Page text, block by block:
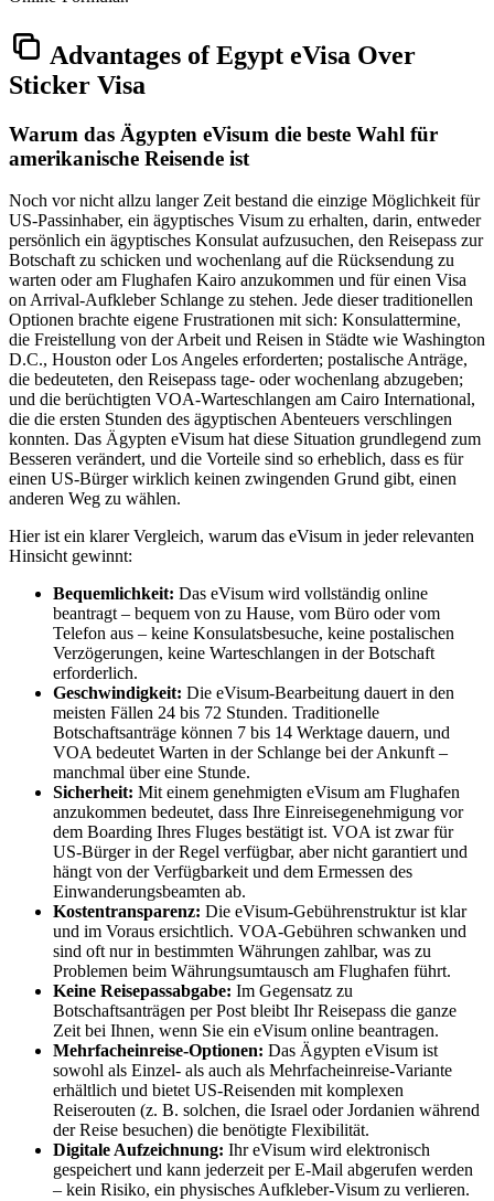
Advantages of Egypt eVisa Over
Sticker Visa
Warum das Ägypten eVisum die beste Wahl für
amerikanische Reisende ist
Noch vor nicht allzu langer Zeit bestand die einzige Möglichkeit für
US-Passinhaber, ein ägyptisches Visum zu erhalten, darin, entweder
persönlich ein ägyptisches Konsulat aufzusuchen, den Reisepass zur
Botschaft zu schicken und wochenlang auf die Rücksendung zu
warten oder am Flughafen Kairo anzukommen und für einen Visa
on Arrival-Aufkleber Schlange zu stehen. Jede dieser traditionellen
Optionen brachte eigene Frustrationen mit sich: Konsulattermine,
die Freistellung von der Arbeit und Reisen in Städte wie Washington
D.C., Houston oder Los Angeles erforderten; postalische Anträge,
die bedeuteten, den Reisepass tage- oder wochenlang abzugeben;
und die berüchtigten VOA-Warteschlangen am Cairo International,
die die ersten Stunden des ägyptischen Abenteuers verschlingen
konnten. Das Ägypten eVisum hat diese Situation grundlegend zum
Besseren verändert, und die Vorteile sind so erheblich, dass es für
einen US-Bürger wirklich keinen zwingenden Grund gibt, einen
anderen Weg zu wählen.
Hier ist ein klarer Vergleich, warum das eVisum in jeder relevanten
Hinsicht gewinnt:
Bequemlichkeit: Das eVisum wird vollständig online
beantragt – bequem von zu Hause, vom Büro oder vom
Telefon aus – keine Konsulatsbesuche, keine postalischen
Verzögerungen, keine Warteschlangen in der Botschaft
erforderlich.
Geschwindigkeit: Die eVisum-Bearbeitung dauert in den
meisten Fällen 24 bis 72 Stunden. Traditionelle
Botschaftsanträge können 7 bis 14 Werktage dauern, und
VOA bedeutet Warten in der Schlange bei der Ankunft –
manchmal über eine Stunde.
Sicherheit: Mit einem genehmigten eVisum am Flughafen
anzukommen bedeutet, dass Ihre Einreisegenehmigung vor
dem Boarding Ihres Fluges bestätigt ist. VOA ist zwar für
US-Bürger in der Regel verfügbar, aber nicht garantiert und
hängt von der Verfügbarkeit und dem Ermessen des
Einwanderungsbeamten ab.
Kostentransparenz: Die eVisum-Gebührenstruktur ist klar
und im Voraus ersichtlich. VOA-Gebühren schwanken und
sind oft nur in bestimmten Währungen zahlbar, was zu
Problemen beim Währungsumtausch am Flughafen führt.
Keine Reisepassabgabe: Im Gegensatz zu
Botschaftsanträgen per Post bleibt Ihr Reisepass die ganze
Zeit bei Ihnen, wenn Sie ein eVisum online beantragen.
Mehrfacheinreise-Optionen: Das Ägypten eVisum ist
sowohl als Einzel- als auch als Mehrfacheinreise-Variante
erhältlich und bietet US-Reisenden mit komplexen
Reiserouten (z. B. solchen, die Israel oder Jordanien während
der Reise besuchen) die benötigte Flexibilität.
Digitale Aufzeichnung: Ihr eVisum wird elektronisch
gespeichert und kann jederzeit per E-Mail abgerufen werden
– kein Risiko, ein physisches Aufkleber-Visum zu verlieren.